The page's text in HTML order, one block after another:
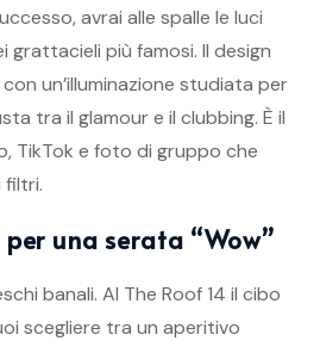
avrai alle spalle le luci
grattacieli più famosi. Il design
un’illuminazione studiata per
tra il glamour e il clubbing. È il
TikTok e foto di gruppo che
filtri.
una serata “Wow”
banali. Al The Roof 14 il cibo
scegliere tra un aperitivo